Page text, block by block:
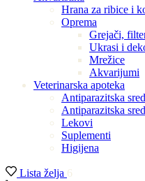
Hrana za ribice i
Oprema
Grejači,
Ukrasi i
Mrežice
Akvarijumi
Veterinarska apoteka
Antiparazitska
Antiparazitska
Lekovi
Suplementi
Higijena
Lista želja 6